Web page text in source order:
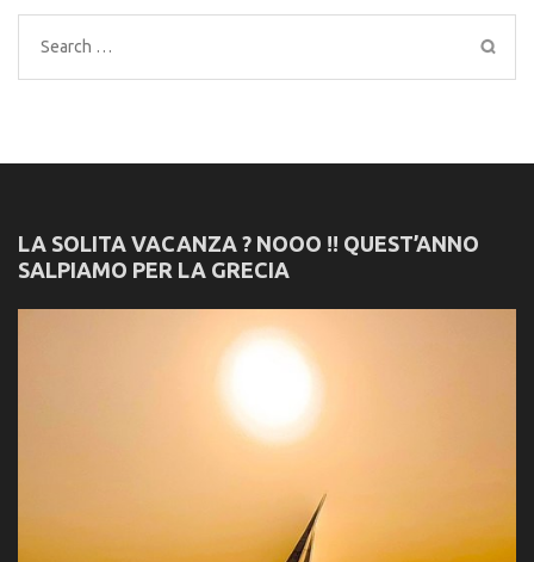
Search
for:
LA SOLITA VACANZA ? NOOO !! QUEST’ANNO
SALPIAMO PER LA GRECIA